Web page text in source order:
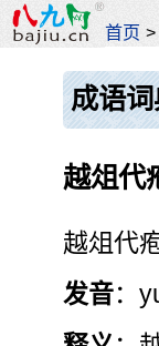
首页 >
成语
越俎代
越俎代疱
发音：